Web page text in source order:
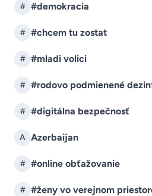
# #demokracia
# #chcem tu zostat
# #mladi volici
# #rodovo podmienené
# #digitálna bezpečnosť
A Azerbaijan
# #online obťažovanie
# #ženy vo verejnom